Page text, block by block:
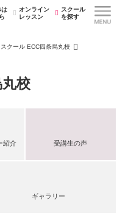
は
オンライン
レッスン
スクール
を探す
クール ECC四条烏丸校
校
紹介 受講生の声
ギャラリー